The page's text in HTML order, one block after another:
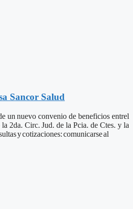
Sancor Salud
un nuevo convenio de beneficios entrel
2da. Circ. Jud. de la Pcia. de Ctes. y la
y cotizaciones: comunicarse al